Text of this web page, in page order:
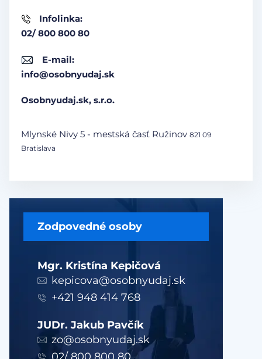
Zodpovedné osoby
Mgr. Kristína Kepičová
kepicova@osobnyudaj.sk
+421 948 414 768
JUDr. Jakub Pavčík
zo@osobnyudaj.sk
Infolinka:
02/ 800 800 80
E-mail:
info@osobnyudaj.sk
Osobnyudaj.sk, s.r.o.
Mlynské Nivy 5 - mestská časť Ružinov 821 09
Bratislava